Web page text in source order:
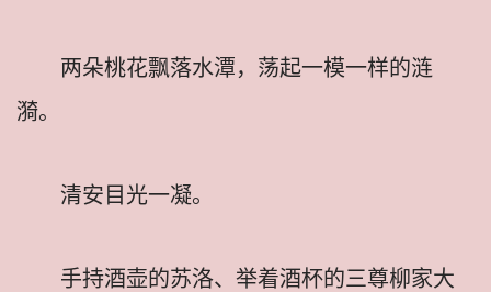
两朵桃花飘落水潭，荡起一模一样的涟
漪。
清安目光一凝。
手持酒壶的苏洛、举着酒杯的三尊柳家大